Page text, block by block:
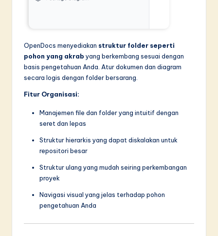
OpenDocs menyediakan struktur folder seperti
pohon yang akrab yang berkembang sesuai dengan
basis pengetahuan Anda. Atur dokumen dan diagram
secara logis dengan folder bersarang.
Fitur Organisasi:
Manajemen file dan folder yang intuitif dengan
seret dan lepas
Struktur hierarkis yang dapat diskalakan untuk
repositori besar
Struktur ulang yang mudah seiring perkembangan
proyek
Navigasi visual yang jelas terhadap pohon
pengetahuan Anda